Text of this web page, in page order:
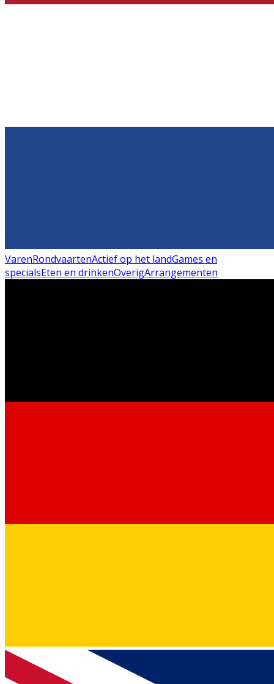
VarenRondvaartenActief op het landGames en
specialsEten en drinkenOverigArrangementen